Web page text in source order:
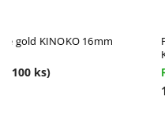
Podprsenkový ramínkový
Radhošťská 5, Ihned k